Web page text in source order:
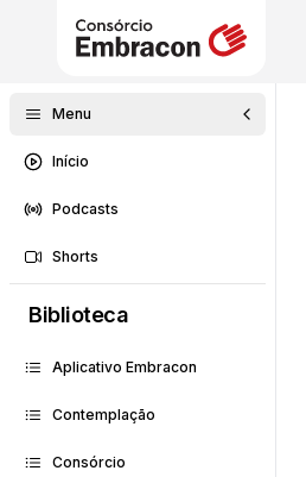
Menu
Início
Podcasts
Shorts
Biblioteca
Aplicativo Embracon
Contemplação
Consórcio